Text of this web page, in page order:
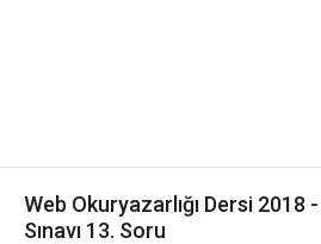
Web Okuryazarlığı Dersi 2018 -
Sınavı 13. Soru